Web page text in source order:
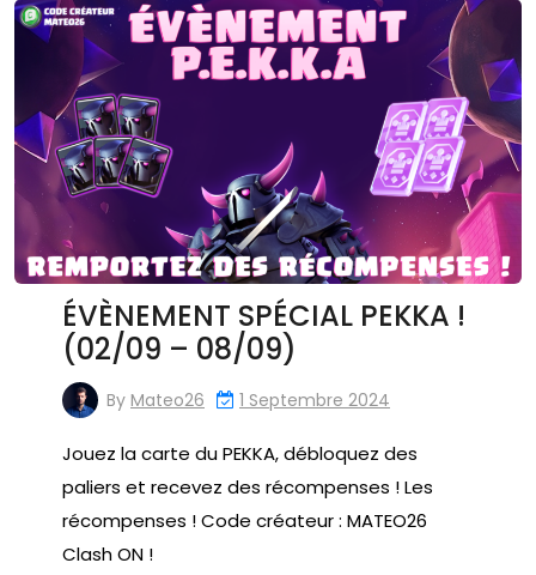
ÉVÈNEMENT SPÉCIAL PEKKA !
(02/09 – 08/09)
By Mateo26 1 Septembre 2024
Jouez la carte du PEKKA, débloquez des
paliers et recevez des récompenses ! Les
récompenses ! Code créateur : MATEO26
Clash ON !